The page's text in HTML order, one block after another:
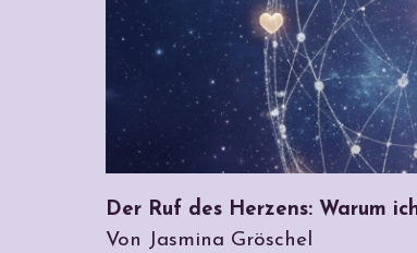
Der Ruf des Herzens: Warum
Von Jasmina Gröschel